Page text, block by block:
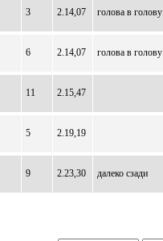
3 2.14,07 голова в голову
6 2.14,07 голова в голову
11 2.15,47
5 2.19,19
9 2.23,30 далеко сзади